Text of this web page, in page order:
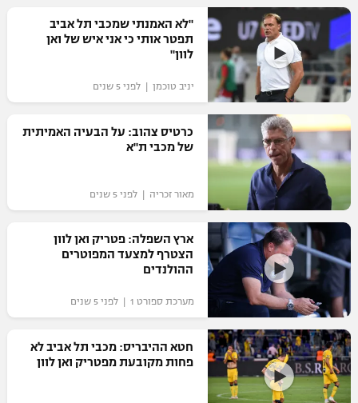
"לא האמנתי שמכבי תל אביב
תפטר אותי כי אני איש של ואן
לוון"
יניב טוכמן | לפני 5 שנים
כרטיס צהוב: על הבעיה האמיתית
של מכבי ת"א
מאור זכריה | לפני 5 שנים
ארץ השפלה: פטריק ואן לוון
הצטרף למצעד המפוטרים
ההולנדים
מערכת ספורט 1 | לפני 5 שנים
חטא ההיבריס: מכבי תל אביב לא
פחות מקובעת מפטריק ואן לוון